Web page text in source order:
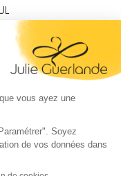
GÉNÉRALES
/ RETOUR